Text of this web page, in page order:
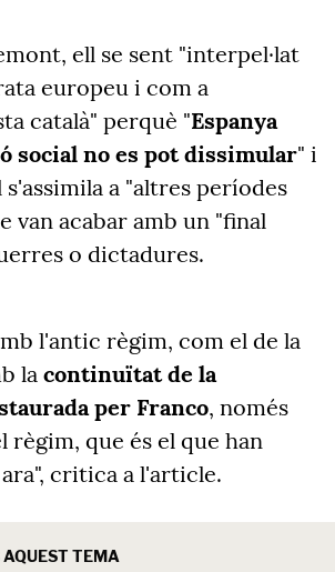
ell se sent "interpel·lat
europeu i com a
català" perquè "Espanya
social no es pot dissimular" i
a "altres períodes
van acabar amb un "final
o dictadures.
l'antic règim, com el de la
la continuïtat de la
per Franco, només
règim, que és el que han
critica a l'article.
TEMA